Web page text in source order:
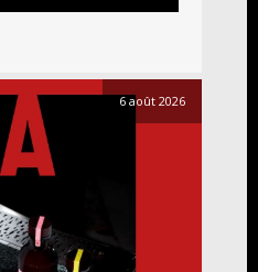
6 août 2026